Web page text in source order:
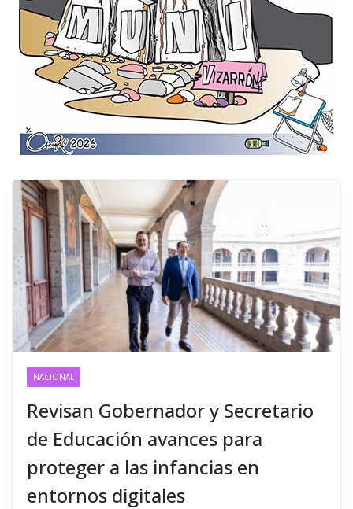
NACIONAL
Revisan Gobernador y Secretario
de Educación avances para
proteger a las infancias en
entornos digitales